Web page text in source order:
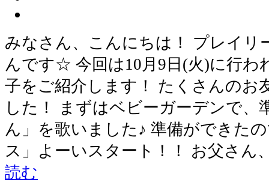
みなさん、こんにちは！ プレイリ
んです☆ 今回は10月9日(火)に行わ
子をご紹介します！ たくさんのお
した！ まずはベビーガーデンで、
ん」を歌いました♪ 準備ができた
ス」よーいスタート！！ お父さ
読む